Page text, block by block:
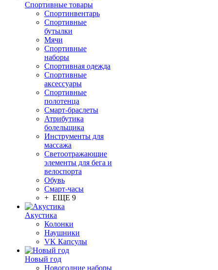
Спортивные товары
Спортинвентарь
Спортивные
бутылки
Мячи
Спортивные
наборы
Спортивная одежда
Спортивные
аксессуары
Спортивные
полотенца
Смарт-браслеты
Атрибутика
болельщика
Инструменты для
массажа
Светоотражающие
элементы для бега и
велоспорта
Обувь
Смарт-часы
+ ЕЩЕ 9
Акустика
Колонки
Наушники
VK Капсулы
Новый год
Новогодние наборы